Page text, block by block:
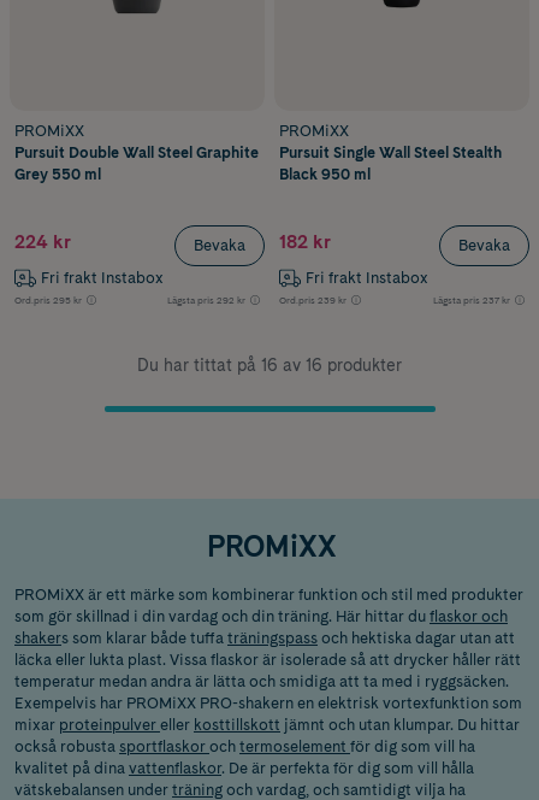
PROMiXX
Pursuit Double Wall Steel Graphite
Grey 550 ml
224 kr
Fri frakt Instabox
Ord.pris 295 kr Lägsta pris 292 kr
Bevaka
PROMiXX
Pursuit Single Wall Steel Stealth
Black 950 ml
182 kr
Fri frakt Instabox
Ord.pris 239 kr Lägsta pris 237 kr
Bevaka
Du har tittat på 16 av 16 produkter
PROMiXX
PROMiXX är ett märke som kombinerar funktion och stil med produkter
som gör skillnad i din vardag och din träning. Här hittar du flaskor och
shakers som klarar både tuffa träningspass och hektiska dagar utan att
läcka eller lukta plast. Vissa flaskor är isolerade så att drycker håller rätt
temperatur medan andra är lätta och smidiga att ta med i ryggsäcken.
Exempelvis har PROMiXX PRO-shakern en elektrisk vortexfunktion som
mixar proteinpulver eller kosttillskott jämnt och utan klumpar. Du hittar
också robusta sportflaskor och termoselement för dig som vill ha
kvalitet på dina vattenflaskor. De är perfekta för dig som vill hålla
vätskebalansen under träning och vardag, och samtidigt vilja ha